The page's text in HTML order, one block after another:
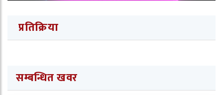
प्रतिक्रिया
सम्बन्धित खवर